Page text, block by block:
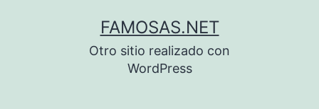
FAMOSAS.NET
Otro sitio realizado con
WordPress